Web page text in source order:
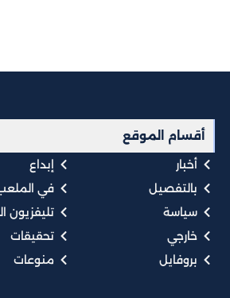
أقسام الموقع
أخبار
بالتفصيل
سياسة
خارجي
بروفايل
إبداع
في
تليفزيون
تحقيقات
منوعات